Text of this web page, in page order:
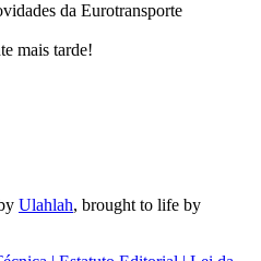
da Eurotransporte
mais tarde!
Ulahlah, brought to life by